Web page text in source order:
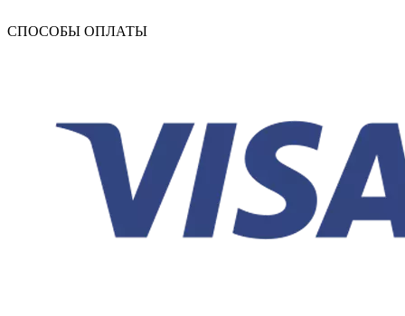
СПОСОБЫ ОПЛАТЫ